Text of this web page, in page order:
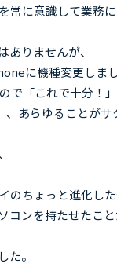
に意識して業務に
ありませんが、
に機種変更しまし
「これで十分！」
あらゆることがサ
ちょっと進化した
コンを持たせたこと
た。